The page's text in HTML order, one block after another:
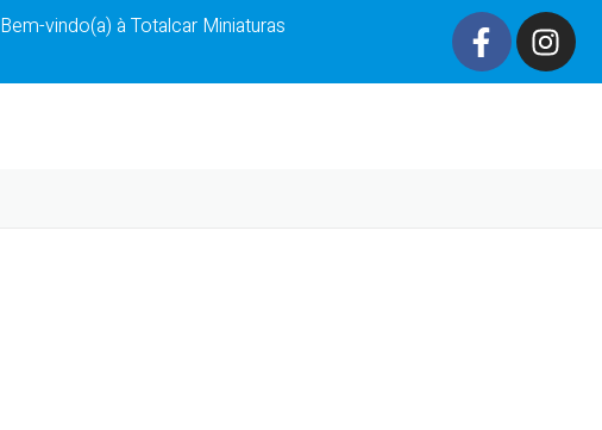
Bem-vindo(a) à Totalcar Miniaturas